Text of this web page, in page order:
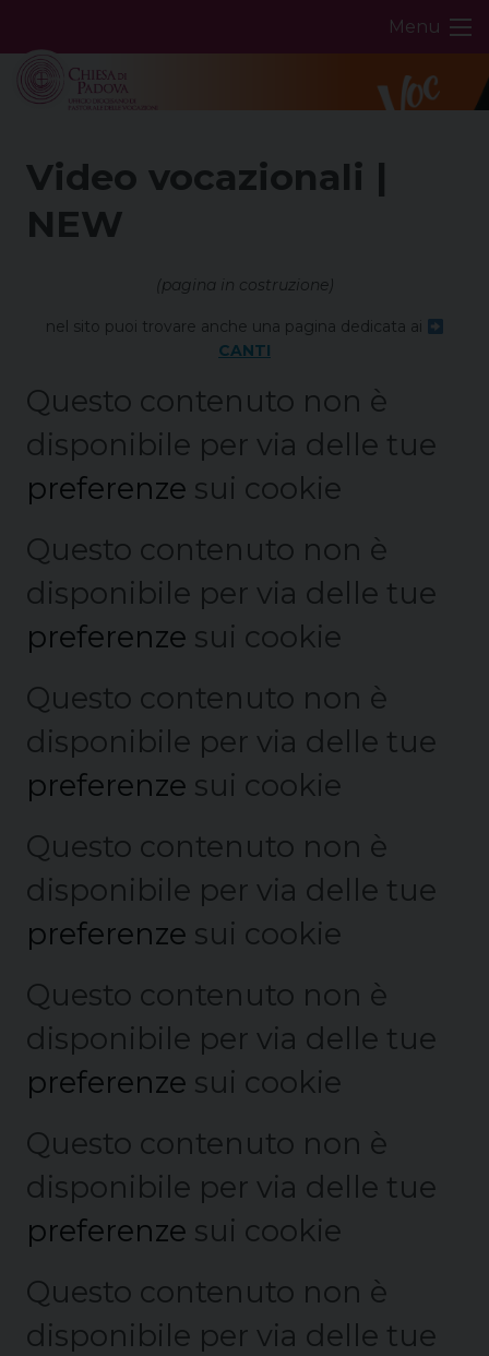
content
Menu
Video vocazionali |
NEW
(pagina in costruzione)
nel sito puoi trovare anche una pagina dedicata ai
CANTI
Questo contenuto non è
disponibile per via delle tue
preferenze sui cookie
Questo contenuto non è
disponibile per via delle tue
preferenze sui cookie
Questo contenuto non è
disponibile per via delle tue
preferenze sui cookie
Questo contenuto non è
disponibile per via delle tue
preferenze sui cookie
Questo contenuto non è
disponibile per via delle tue
preferenze sui cookie
Questo contenuto non è
disponibile per via delle tue
preferenze sui cookie
Questo contenuto non è
disponibile per via delle tue